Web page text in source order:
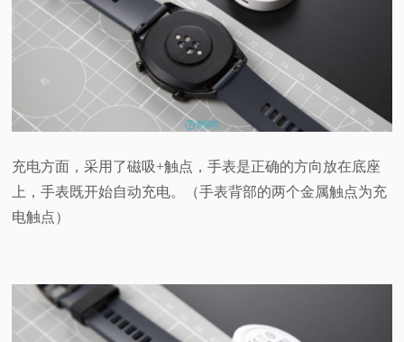
充电方面，采用了磁吸+触点，手表是正确的方向放在底座
上，手表既开始自动充电。（手表背部的两个金属触点为充
电触点）